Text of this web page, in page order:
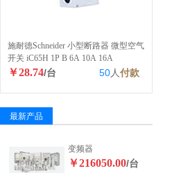
施耐德Schneider 小型断路器 微型空气
开关 iC65H 1P B 6A 10A 16A
￥28.74/台 50人付款
最新产品
变频器
￥216050.00/台